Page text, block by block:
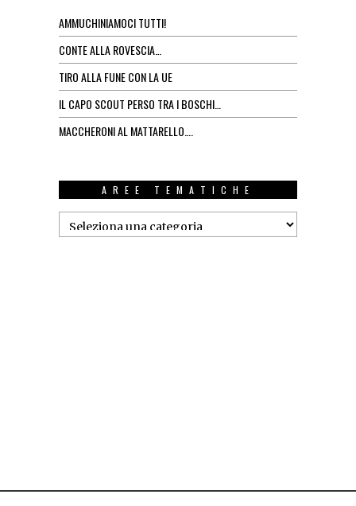
AMMUCHINIAMOCI TUTTI!
CONTE ALLA ROVESCIA…
TIRO ALLA FUNE CON LA UE
IL CAPO SCOUT PERSO TRA I BOSCHI…
MACCHERONI AL MATTARELLO….
AREE TEMATICHE